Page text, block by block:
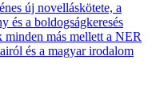
új novelláskötete, a
és a boldogságkeresés
más mellett a NER
és a magyar irodalom